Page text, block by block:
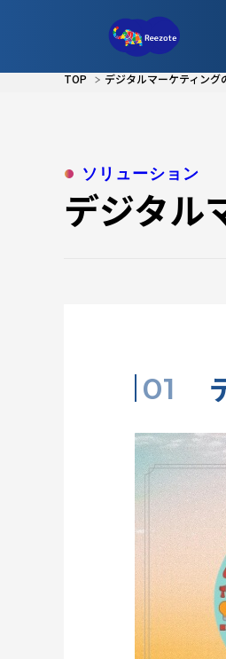
TOP デジタルマーケティング
ソリューション
デジタル